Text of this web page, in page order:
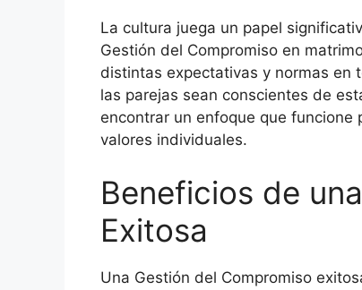
La cultura juega un papel
Gestión del Compromiso en
distintas expectativas y normas en
las parejas sean conscientes de
encontrar un enfoque que
valores individuales.
Beneficios de
Exitosa
Una Gestión del Compromiso